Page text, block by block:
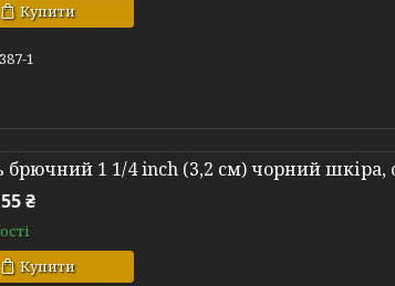
Купити
1
брючний 1 1/4 inch (3,2 см) чорний шкіра,
₴
Купити